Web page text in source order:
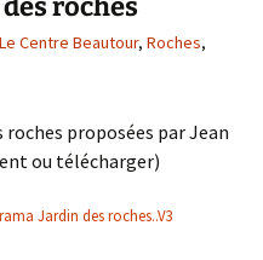
roches
Le Centre Beautour, Roches,
roches proposées par Jean
ou télécharger)
Jardin des roches..V3